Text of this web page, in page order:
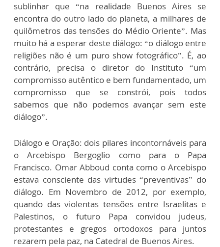
sublinhar que “na realidade Buenos Aires se
encontra do outro lado do planeta, a milhares de
quilômetros das tensões do Médio Oriente”. Mas
muito há a esperar deste diálogo: “o diálogo entre
religiões não é um puro show fotográfico”. É, ao
contrário, precisa o diretor do Instituto “um
compromisso autêntico e bem fundamentado, um
compromisso que se constrói, pois todos
sabemos que não podemos avançar sem este
diálogo”.
Diálogo e Oração: dois pilares incontornáveis para
o Arcebispo Bergoglio como para o Papa
Francisco. Omar Abboud conta como o Arcebispo
estava consciente das virtudes “preventivas” do
diálogo. Em Novembro de 2012, por exemplo,
quando das violentas tensões entre Israelitas e
Palestinos, o futuro Papa convidou judeus,
protestantes e gregos ortodoxos para juntos
rezarem pela paz, na Catedral de Buenos Aires.